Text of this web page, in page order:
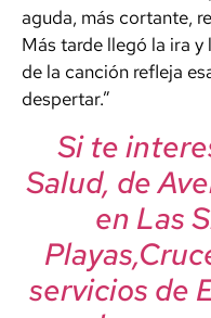
aguda, más cortante,
Más tarde llegó la ira
de la canción refleja
despertar.”
Si te
Salud, de
en Las
servicios de